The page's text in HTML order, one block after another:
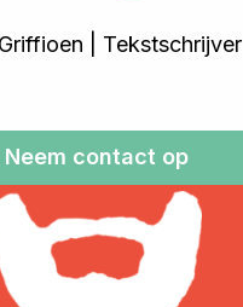
| Tekstschrijver
Neem contact op